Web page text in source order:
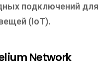
подключений для
(IoT).
Network